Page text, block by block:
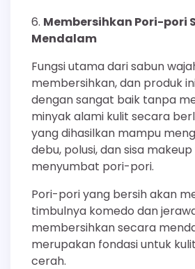
Membersihkan Pori-pori
Mendalam
Fungsi utama dari sabun
membersihkan, dan produk
dengan sangat baik tanpa
minyak alami kulit secara
yang dihasilkan mampu
debu, polusi, dan sisa
menyumbat pori-pori.
Pori-pori yang bersih akan
timbulnya komedo dan
membersihkan secara
merupakan fondasi untuk
cerah.